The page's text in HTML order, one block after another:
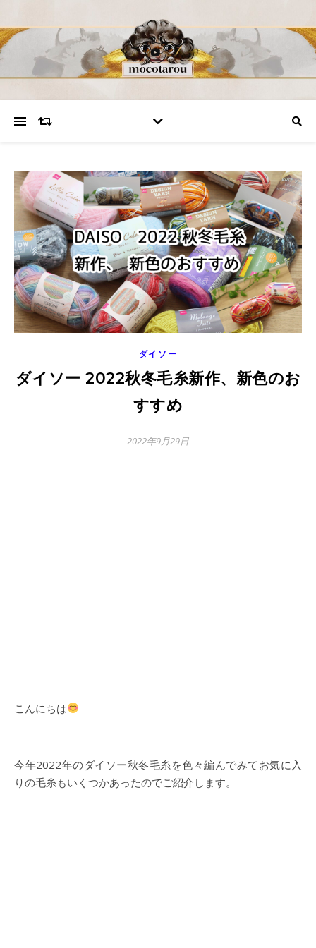
ダイソー
ダイソー 2022秋冬毛糸新作、新色のお
すすめ
2022年9月29日
こんにちは
今年2022年のダイソー秋冬毛糸を色々編んでみてお気に入
りの毛糸もいくつかあったのでご紹介します。